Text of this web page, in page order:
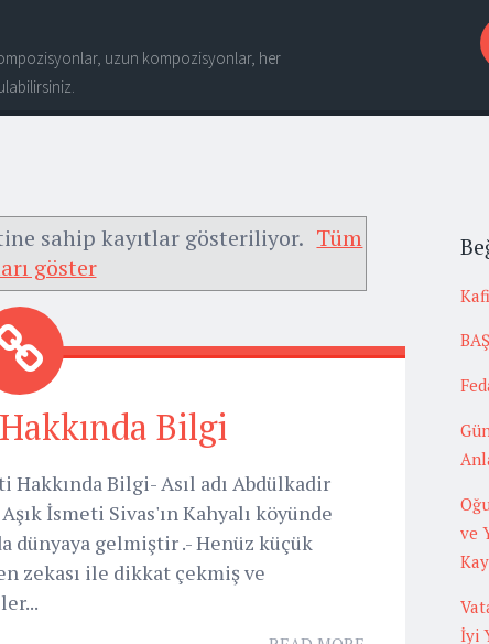
uzun kompozisyonlar, her
sahip kayıtlar gösteriliyor. Tüm
göster
Bilgi
Hakkında Bilgi- Asıl adı Abdülkadir
İsmeti Sivas'ın Kahyalı köyünde
dünyaya gelmiştir .- Henüz küçük
zekası ile dikkat çekmiş ve
ve
İyi